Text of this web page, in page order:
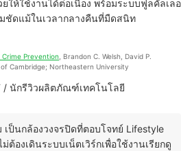
ให้ใช้งานได้ต่อเนื่อง พร้อมระบบฟูลคัลเลอ
ชัดแม้ในเวลากลางคืนที่มืดสนิท
Crime Prevention , Brandon C. Welsh, David P.
Cambridge; Northeastern University
/ นักรีวิวผลิตภัณฑ์เทคโนโลยี
เป็นกล้องวงจรปิดที่ตอบโจทย์ Lifestyle
ต้องเดินระบบเน็ตเวิร์กเพื่อใช้งานเรียกดู